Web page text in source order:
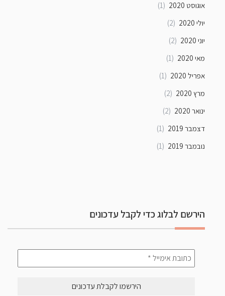
אוגוסט 2020
(1)
יולי 2020
(2)
יוני 2020
(2)
מאי 2020
(1)
אפריל 2020
(1)
מרץ 2020
(2)
ינואר 2020
(2)
דצמבר 2019
(1)
נובמבר 2019
(1)
הירשם לבלוג כדי לקבל עדכונים
אימייל